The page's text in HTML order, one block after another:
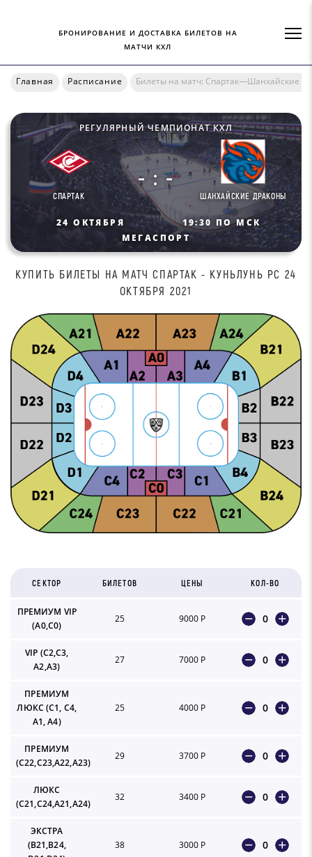
БРОНИРОВАНИЕ И ДОСТАВКА БИЛЕТОВ НА
МАТЧИ КХЛ
Главная Расписание Билеты на матч: Спартак—Шанхайские
РЕГУЛЯРНЫЙ ЧЕМПИОНАТ КХЛ
СПАРТАК
- : -
ШАНХАЙСКИЕ ДРАКОНЫ
24 ОКТЯБРЯ
19:30 ПО МСК
МЕГАСПОРТ
КУПИТЬ БИЛEТЫ НА МАТЧ CПАPТАК - КУНЬЛУНЬ РС 24
ОКТЯБРЯ 2021
СЕКТОР БИЛЕТОВ ЦЕНЫ КОЛ-ВО
ПРЕМИУМ VIP
(А0,С0)
25 9000 Р 0
VIP (С2,С3,
А2,А3)
27 7000 Р 0
ПРЕМИУМ
ЛЮКС (С1, С4,
А1, А4)
25 4000 Р 0
ПРЕМИУМ
(С22,С23,А22,А23)
29 3700 Р 0
ЛЮКС
(С21,С24,А21,А24)
32 3400 Р 0
ЭКСТРА
(В21,B24,
38 3000 Р 0